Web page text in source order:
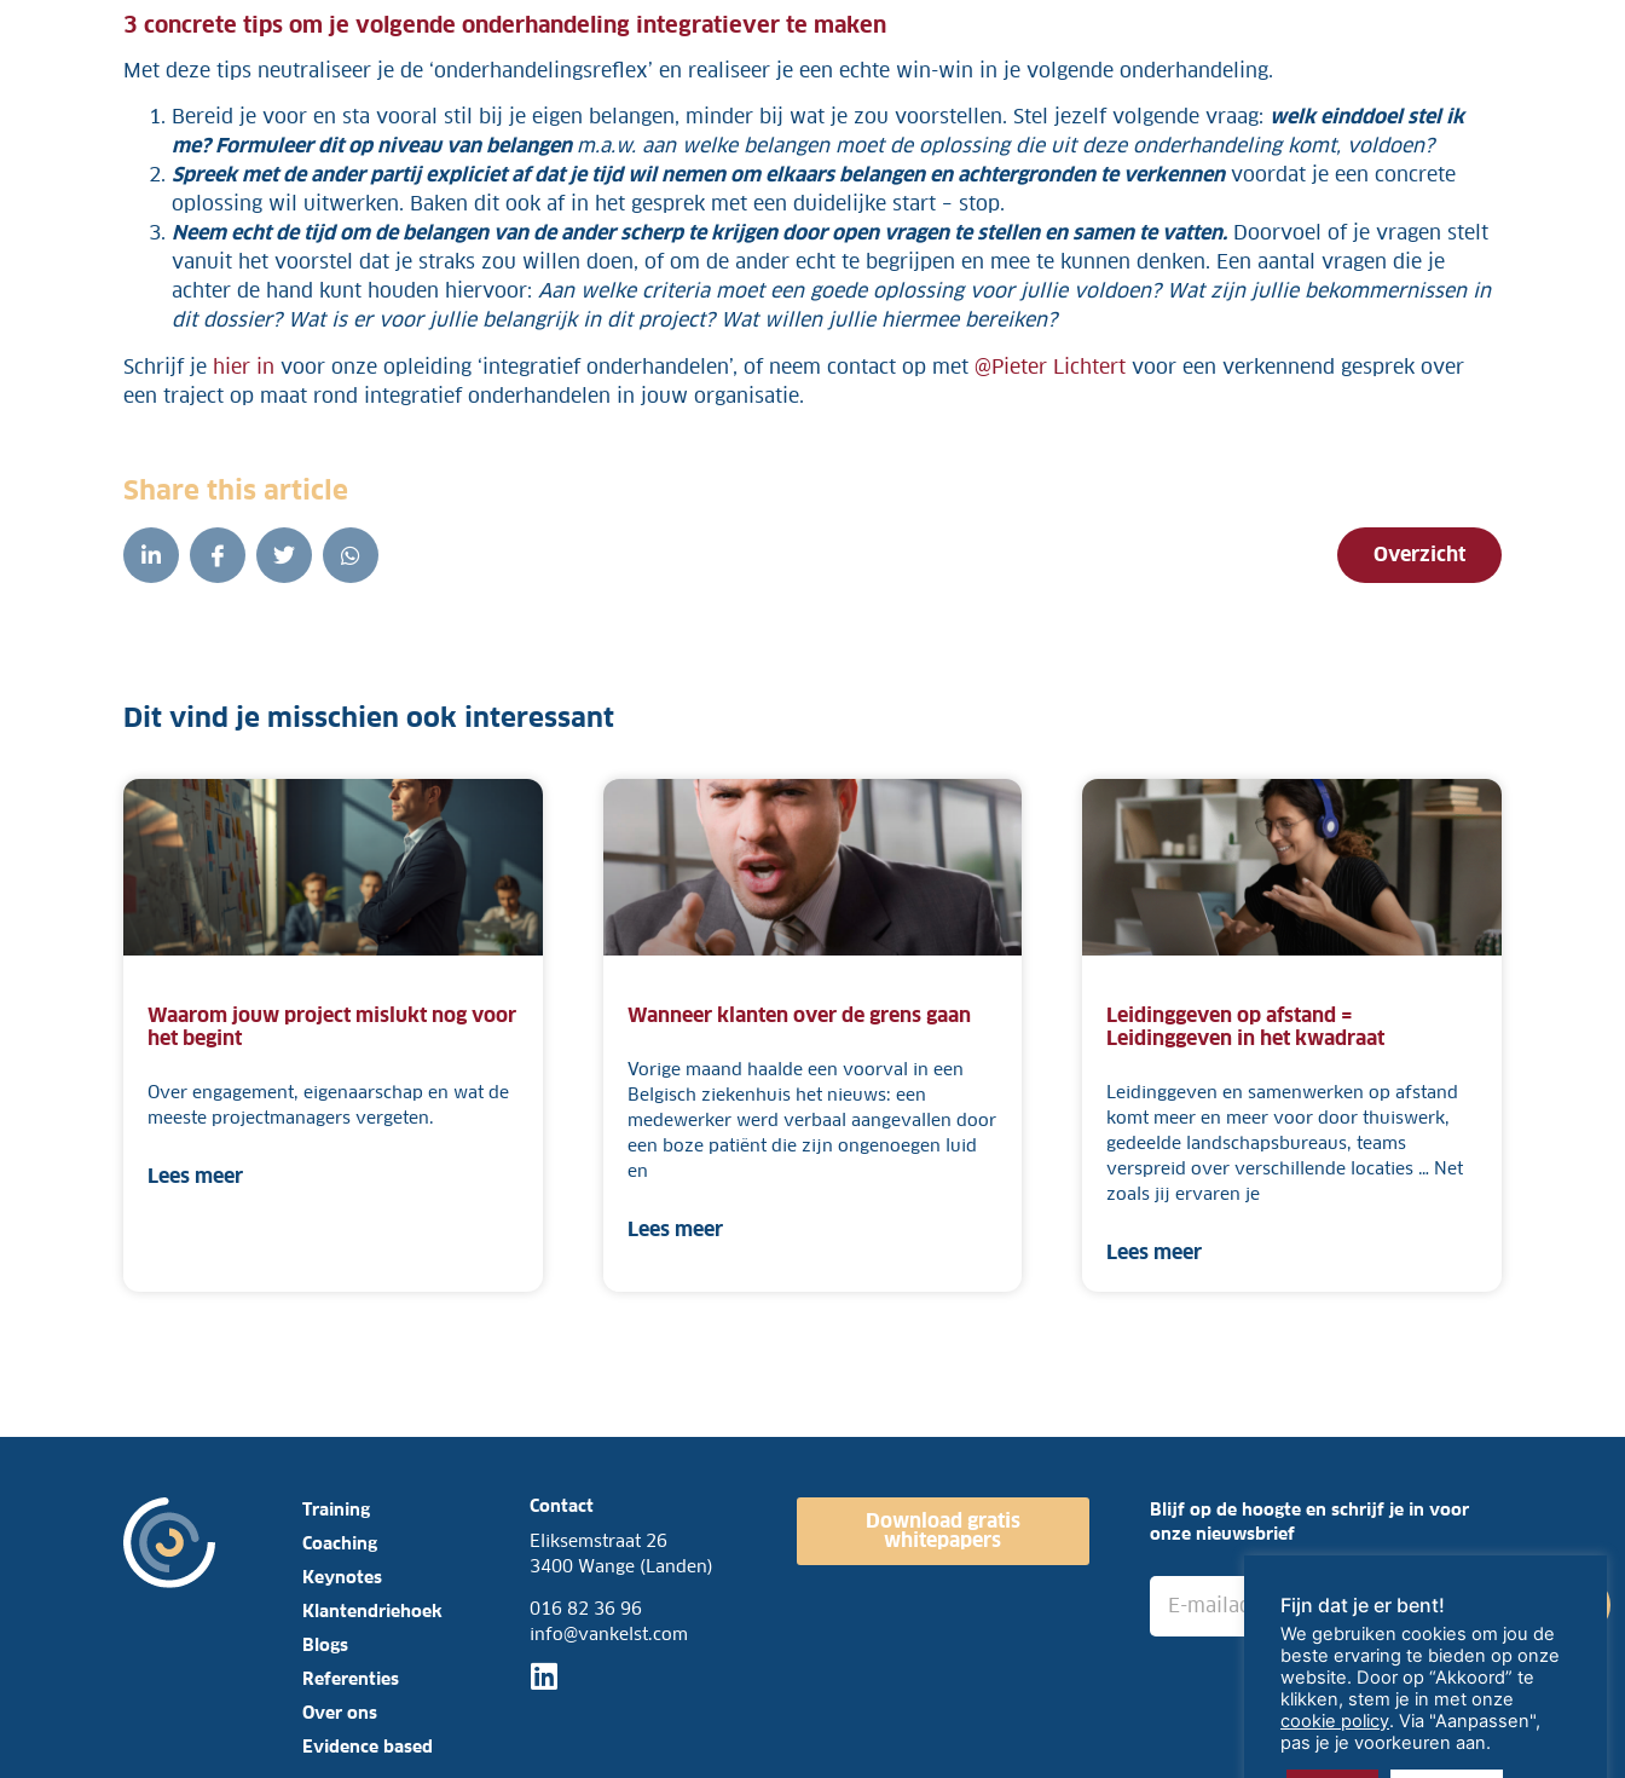
3 concrete tips om je volgende onderhandeling integratiever te maken
Met deze tips neutraliseer je de ‘onderhandelingsreflex’ en realiseer je een echte win-win in je volgende onderhandeling.
Bereid je voor en sta vooral stil bij je eigen belangen, minder bij wat je zou voorstellen. Stel jezelf volgende vraag: welk einddoel stel ik
me? Formuleer dit op niveau van belangenm.a.w. aan welke belangen moet de oplossing die uit deze onderhandeling komt, voldoen?
Spreek met de ander partij expliciet af dat je tijd wil nemen om elkaars belangen en achtergronden te verkennenvoordat je een concrete
oplossing wil uitwerken. Baken dit ook af in het gesprek met een duidelijke start – stop.
Neem echt de tijd om de belangen van de ander scherp te krijgen door open vragen te stellen en samen te vatten. Doorvoel of je vragen stelt
vanuit het voorstel dat je straks zou willen doen, of om de ander echt te begrijpen en mee te kunnen denken. Een aantal vragen die je
achter de hand kunt houden hiervoor: Aan welke criteria moet een goede oplossing voor jullie voldoen? Wat zijn jullie bekommernissen in
dit dossier? Wat is er voor jullie belangrijk in dit project? Wat willen jullie hiermee bereiken?
Schrijf je hier in voor onze opleiding ‘integratief onderhandelen’, of neem contact op met @Pieter Lichtert voor een verkennend gesprek over
een traject op maat rond integratief onderhandelen in jouw organisatie.
Share this article
Overzicht
Dit vind je misschien ook interessant
Waarom jouw project mislukt nog voor
het begint
Over engagement, eigenaarschap en wat de
meeste projectmanagers vergeten.
Lees meer
Wanneer klanten over de grens gaan
Vorige maand haalde een voorval in een
Belgisch ziekenhuis het nieuws: een
medewerker werd verbaal aangevallen door
een boze patiënt die zijn ongenoegen luid
en
Lees meer
Leidinggeven op afstand =
Leidinggeven in het kwadraat
Leidinggeven en samenwerken op afstand
komt meer en meer voor door thuiswerk,
gedeelde landschapsbureaus, teams
verspreid over verschillende locaties … Net
zoals jij ervaren je
Lees meer
Training
Coaching
Keynotes
Klantendriehoek
Blogs
Referenties
Over ons
Evidence based
Contact
Eliksemstraat 26
3400 Wange (Landen)
016 82 36 96
info@vankelst.com
Download gratis
whitepapers
Blijf op de hoogte en schrijf je in voor
onze nieuwsbrief
E
m
Fijn dat je er bent!
We gebruiken cookies om jou de
beste ervaring te bieden op onze
website. Door op “Akkoord” te
klikken, stem je in met onze
cookie policy. Via "Aanpassen",
pas je je voorkeuren aan.